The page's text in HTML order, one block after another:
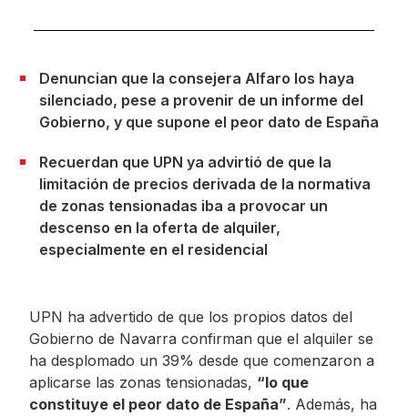
Denuncian que la consejera Alfaro los haya
silenciado, pese a provenir de un informe del
Gobierno, y que supone el peor dato de España
Recuerdan que UPN ya advirtió de que la
limitación de precios derivada de la normativa
de zonas tensionadas iba a provocar un
descenso en la oferta de alquiler,
especialmente en el residencial
UPN ha advertido de que los propios datos del
Gobierno de Navarra confirman que el alquiler se
ha desplomado un 39% desde que comenzaron a
aplicarse las zonas tensionadas, “lo que
constituye el peor dato de España”. Además, ha